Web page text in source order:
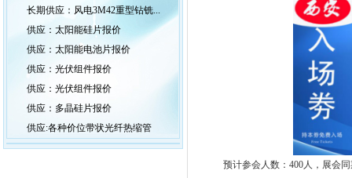
长期供应：风电3M42重型钻铣...
供应：太阳能硅片报价
供应：太阳能电池片报价
供应：光伏组件报价
供应：光伏组件报价
供应：多晶硅片报价
供应:各种价位带状光纤热缩管
预计参会人数：400人，展会同